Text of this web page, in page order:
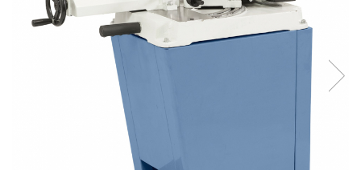
Strunguri CNC
Strunguri cu cutie de viteze
Strunguri cu surub de ghidare
Strunguri de precizie
Strunguri metal cu freza
Strunguri universale cu afisaj